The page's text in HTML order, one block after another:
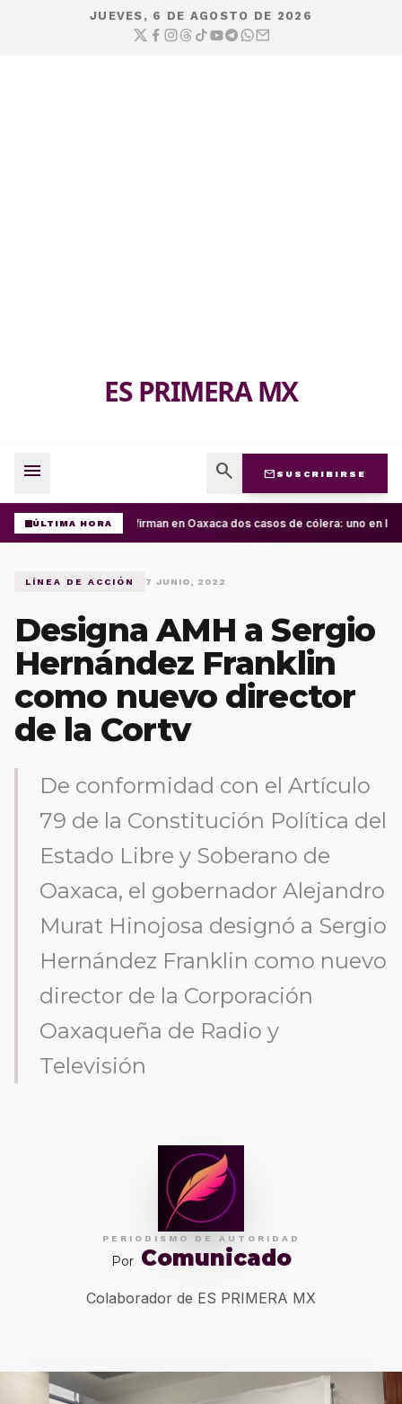
JUEVES, 6 DE AGOSTO DE 2026
ES PRIMERA MX
menu search mail SUSCRIBIRSE
ÚLTIMA HORAConfirman en Oaxaca dos casos de cólera: uno en la
LÍNEA DE ACCIÓN 7 JUNIO, 2022
Designa AMH a Sergio
Hernández Franklin
como nuevo director
de la Cortv
De conformidad con el Artículo
79 de la Constitución Política del
Estado Libre y Soberano de
Oaxaca, el gobernador Alejandro
Murat Hinojosa designó a Sergio
Hernández Franklin como nuevo
director de la Corporación
Oaxaqueña de Radio y
Televisión
PERIODISMO DE AUTORIDAD
Por Comunicado
Colaborador de ES PRIMERA MX